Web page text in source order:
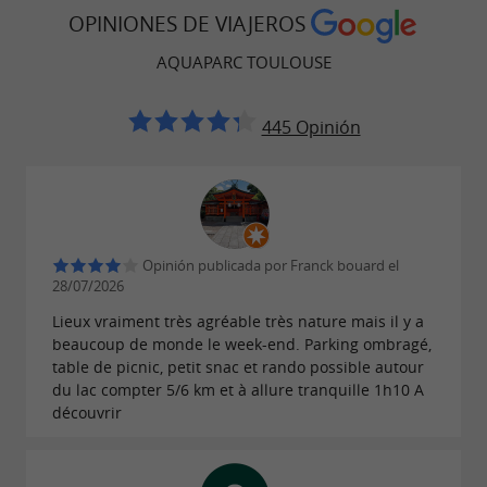
para una comodidad óptima.
El mejor lugar para saltar al agua cerca
de Toulouse para los amantes de las
emociones fuertes.
actividad emocionante cerca de
Toulouse, Aquaparc Toulouse es el lugar ideal
parasuperar tus límitesy afrontar retos con
amigos. Perfecto para jóvenes, grupos,
despedidas de soltero/a , cumpleaños
deportivos o incluso actividades
salto acuático de
OPINIONES DE VIAJEROS
AQUAPARC TOULOUSE
445 Opinión
Opinión publicada por Franck bouard el
28/07/2026
Lieux vraiment très agréable très nature mais il y a
beaucoup de monde le week-end. Parking ombragé,
table de picnic, petit snac et rando possible autour
du lac compter 5/6 km et à allure tranquille 1h10 A
découvrir